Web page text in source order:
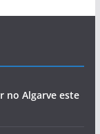
no Algarve este